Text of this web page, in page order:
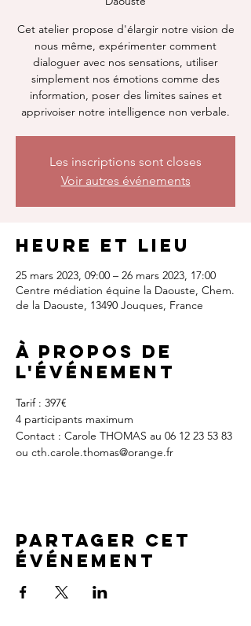
Cet atelier propose d'élargir notre vision de
nous même, expérimenter comment
dialoguer avec nos sensations, utiliser
simplement nos émotions comme des
information, poser des limites saines et
Les inscriptions sont closes
Voir autres événements
Heure et lieu
25 mars 2023, 09:00 – 26 mars 2023, 17:00
Centre médiation équine la Daouste, Chem.
de la Daouste, 13490 Jouques, France
À propos de
l'événement
Tarif : 397€
4 participants maximum
Contact : Carole THOMAS au 06 12 23 53 83
ou cth.carole.thomas@orange.fr
Partager cet
événement